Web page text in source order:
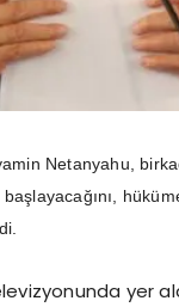
Netanyahu,
yer